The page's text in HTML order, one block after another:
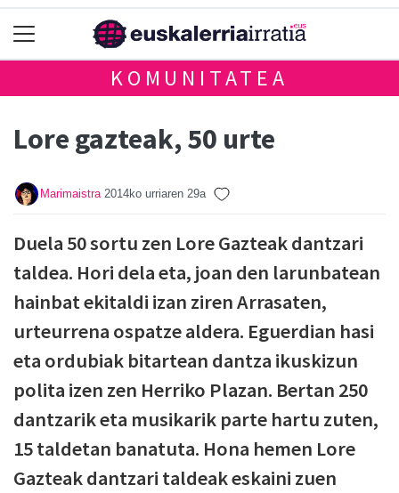
KOMUNITATEA
Lore gazteak, 50 urte
Marimaistra 2014ko urriaren 29a
Duela 50 sortu zen Lore Gazteak dantzari
taldea. Hori dela eta, joan den larunbatean
hainbat ekitaldi izan ziren Arrasaten,
urteurrena ospatze aldera. Eguerdian hasi
eta ordubiak bitartean dantza ikuskizun
polita izen zen Herriko Plazan. Bertan 250
dantzarik eta musikarik parte hartu zuten,
15 taldetan banatuta. Hona hemen Lore
Gazteak dantzari taldeak eskaini zuen